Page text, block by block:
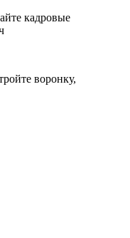
кадровые
воронку,